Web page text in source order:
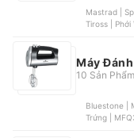
Mastrad |
Tiross |
Máy
10 Sản Phẩm
Bluestone | Máy Đánh Trứng | HMB-6333S, Bosch | Máy Đánh
Trứng | MFQ36400, Philips